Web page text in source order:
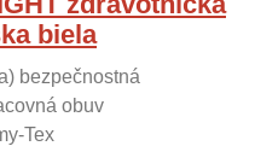
biela
bezpečnostná
obuv
Tex